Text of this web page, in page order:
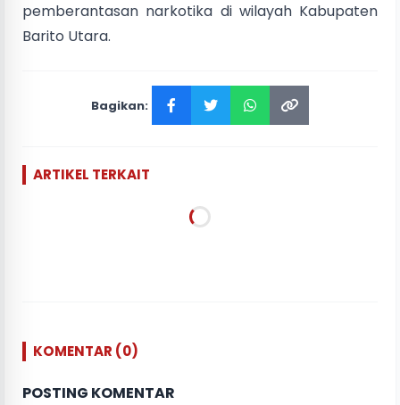
pemberantasan narkotika di wilayah Kabupaten
Barito Utara.
Bagikan:
ARTIKEL TERKAIT
KOMENTAR (0)
POSTING KOMENTAR